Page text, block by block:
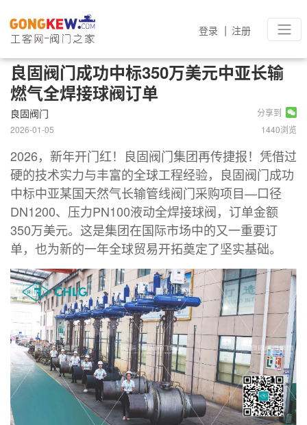
登录 | 注册
良固阀门成功中标350万美元中亚长输
燃气全焊接球阀订单
良固阀门
分享到
2026-01-05
1440浏览
2026，新年开门红！良固阀门集团再传捷报！凭借过
硬的技术实力与丰富的全球工程经验，良固阀门成功
中标中亚某国天然气长输管线阀门采购项目—口径
DN1200、压力PN100液动全焊接球阀，订单金额
350万美元。这是集团在国际市场中的又一重要订
单，也为新的一年全球贸易开拓奠定了坚实基础。